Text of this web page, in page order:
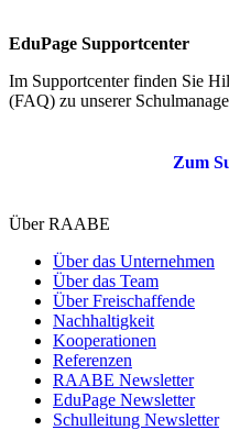
EduPage Supportcenter
Im Supportcenter finden Sie
(FAQ) zu unserer
Zum
Über RAABE
Über das Unternehmen
Über das Team
Über Freischaffende
Nachhaltigkeit
Kooperationen
Referenzen
RAABE Newsletter
EduPage Newsletter
Schulleitung Newsletter